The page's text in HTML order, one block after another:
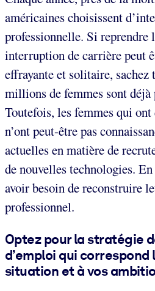
américaines choisissent
professionnelle. Si reprendre
interruption de carrière peut
effrayante et solitaire, sachez
millions de femmes sont déjà
Toutefois, les femmes qui
n’ont peut-être pas
actuelles en matière de
de nouvelles technologies.
avoir besoin de reconstruire
professionnel.
Optez pour la stratégie
d’emploi qui
situation et à vos